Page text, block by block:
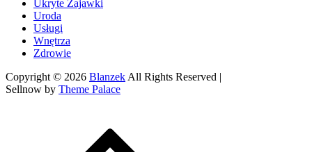
Ukryte Zajawki
Uroda
Usługi
Wnętrza
Zdrowie
Copyright © 2026 Blanzek All Rights Reserved |
Sellnow by Theme Palace